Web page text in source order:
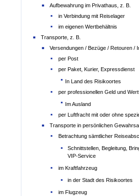
Aufbewahrung im Privathaus, z. B.
in Verbindung mit Reiselager
im eigenen Wertbehältnis
Transporte, z. B.
Versendungen / Bezüge / Retouren /
per Post
per Paket, Kurier, Expressdienst
In Land des Risikoortes
per professionellen Geld und
Im Ausland
per Luftfracht mit oder ohne
Transporte in persönlichen
Betrachtung sämtlicher
Schnittstellen, Begleitung,
VIP-Service
im Kraftfahrzeug
in der Stadt des Risikoortes
im Flugzeug